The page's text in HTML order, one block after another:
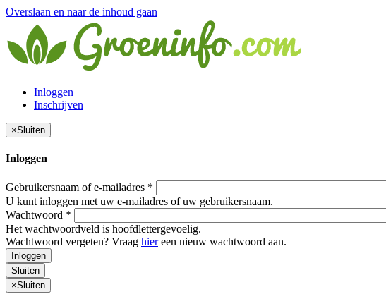
Overslaan en naar de inhoud gaan
Inloggen
Inschrijven
×Sluiten
Inloggen
Gebruikersnaam of e-mailadres *
U kunt inloggen met uw e-mailadres of uw gebruikersnaam.
Wachtwoord *
Het wachtwoordveld is hoofdlettergevoelig.
Wachtwoord vergeten? Vraag hiereen nieuw wachtwoord aan.
Inloggen
Sluiten
×Sluiten